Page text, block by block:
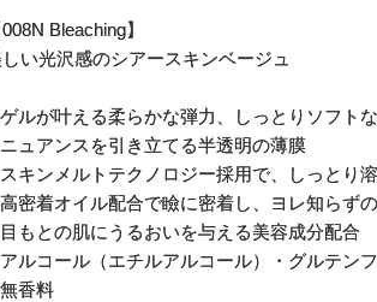
008N Bleaching】
い光沢感のシアースキンベージュ
ルが叶える柔らかな弾力、しっとりソフト
ュアンスを引き立てる半透明の薄膜
キンメルトテクノロジー採用で、しっとり
密着オイル配合で瞼に密着し、ヨレ知らず
もとの肌にうるおいを与える美容成分配合
ルコール（エチルアルコール）・グルテン
香料